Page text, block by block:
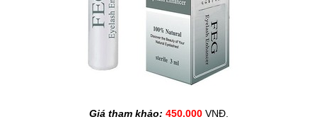
Giá tham khảo: 450.000 VNĐ.